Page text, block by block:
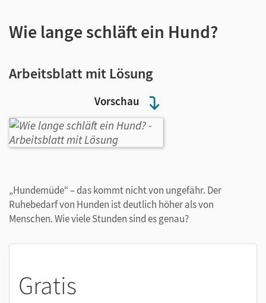
Vorschau
Wie lange schläft ein Hund?
Arbeitsblatt mit Lösung
„Hundemüde“ – das kommt nicht von ungefähr. Der
Ruhebedarf von Hunden ist deutlich höher als von
Menschen. Wie viele Stunden sind es genau?
Gratis